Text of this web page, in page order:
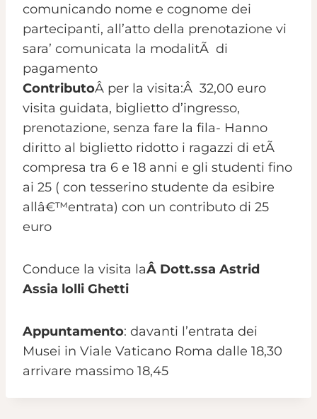
comunicando nome e cognome dei
partecipanti, all’atto della prenotazione vi
sara’ comunicata la modalitÃ di
pagamento
ContributoÂ per la visita:Â 32,00 euro
visita guidata, biglietto d’ingresso,
prenotazione, senza fare la fila- Hanno
diritto al biglietto ridotto i ragazzi di etÃ
compresa tra 6 e 18 anni e gli studenti fino
ai 25 ( con tesserino studente da esibire
allâ€™entrata) con un contributo di 25
euro
Conduce la visita laÂ Dott.ssa Astrid
Assia lolli Ghetti
Appuntamento: davanti l’entrata dei
Musei in Viale Vaticano Roma dalle 18,30
arrivare massimo 18,45